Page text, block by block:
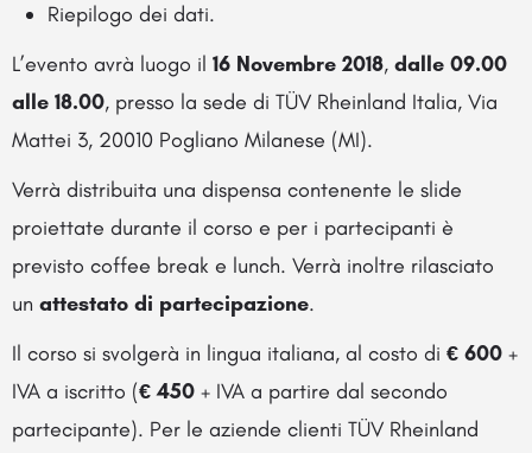
Riepilogo dei dati.
L’evento avrà luogo il 16 Novembre 2018, dalle 09.00
alle 18.00, presso la sede di TÜV Rheinland Italia, Via
Mattei 3, 20010 Pogliano Milanese (MI).
Verrà distribuita una dispensa contenente le slide
proiettate durante il corso e per i partecipanti è
previsto coffee break e lunch. Verrà inoltre rilasciato
un attestato di partecipazione.
Il corso si svolgerà in lingua italiana, al costo di € 600 +
IVA a iscritto (€ 450 + IVA a partire dal secondo
partecipante). Per le aziende clienti TÜV Rheinland